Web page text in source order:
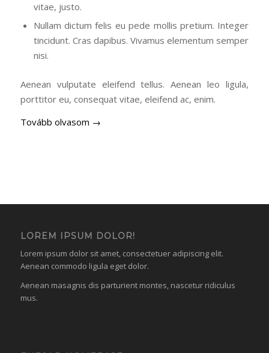
vitae, justo.
Nullam dictum felis eu pede mollis pretium. Integer
tincidunt. Cras dapibus. Vivamus elementum semper
nisi.
Aenean vulputate eleifend tellus. Aenean leo ligula,
porttitor eu, consequat vitae, eleifend ac, enim.
Tovább olvasom →
LOREM IPSUM DOLOR!
Lorem ipsum dolor sit amet, consectetuer adipiscing elit.
Aenean commodo ligula eget dolor.
Aenean masagnis dis parturient montes, nascetur ridiculus
mus.